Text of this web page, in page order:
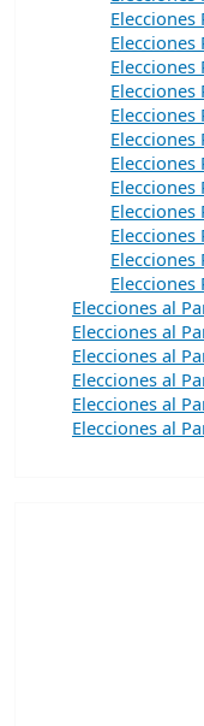
Elecciones al
Elecciones al
Elecciones al
Elecciones al
Elecciones al
Elecciones al